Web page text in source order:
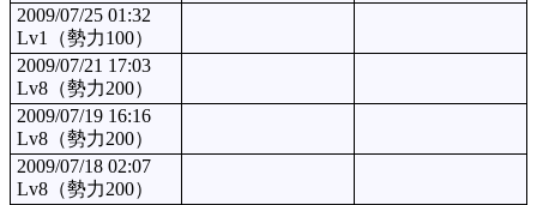
2009/07/25 01:32
Lv1（勢力100）
2009/07/21 17:03
Lv8（勢力200）
2009/07/19 16:16
Lv8（勢力200）
2009/07/18 02:07
Lv8（勢力200）